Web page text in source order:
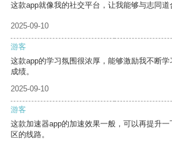
这款app就像我的社交平台，让我能够与志同道
2025-09-10
游客
这款app的学习氛围很浓厚，能够激励我不断
成绩。
2025-09-10
游客
这款加速器app的加速效果一般，可以再提升
区的线路。